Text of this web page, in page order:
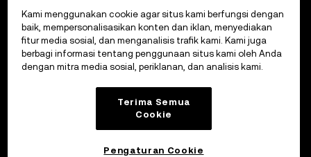
Kami menggunakan cookie agar situs kami berfungsi dengan
baik, mempersonalisasikan konten dan iklan, menyediakan
fitur media sosial, dan menganalisis trafik kami. Kami juga
berbagi informasi tentang penggunaan situs kami oleh Anda
dengan mitra media sosial, periklanan, dan analisis kami.
Terima Semua
Cookie
Pengaturan Cookie